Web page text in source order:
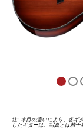
注: 木目の違いにより、各ギ
したギターは、写真とは若干